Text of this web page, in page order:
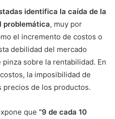
identifica la caída de la
problemática, muy por
el incremento de costos o
debilidad del mercado
sobre la rentabilidad. En
la imposibilidad de
precios de los productos.
que “9 de cada 10